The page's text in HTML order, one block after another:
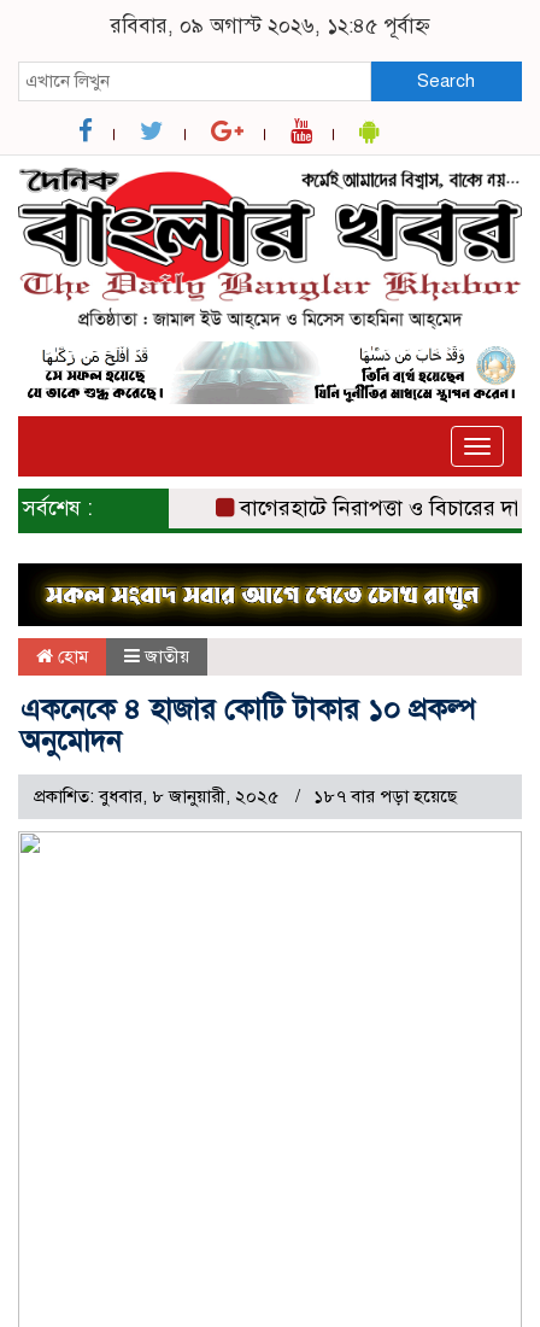
রবিবার, ০৯ অগাস্ট ২০২৬, ১২:৪৫ পূর্বাহ্ন
Search
Toggle
সর্বশেষ : বাগেরহাটে নিরাপত্তা ও বিচারের দাবিতে
হোম জাতীয়
একনেকে ৪ হাজার কোটি টাকার ১০ প্রকল্প
অনুমোদন
প্রকাশিত: বুধবার, ৮ জানুয়ারী, ২০২৫ ১৮৭ বার পড়া হয়েছে